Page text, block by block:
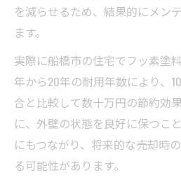
を減らせるため、結果的にメン
ます。
実際に船橋市の住宅でフッ素塗
年から20年の耐用年数により、
合と比較して数十万円の節約効
に、外壁の状態を良好に保つこ
にもつながり、将来的な売却時
る可能性があります。